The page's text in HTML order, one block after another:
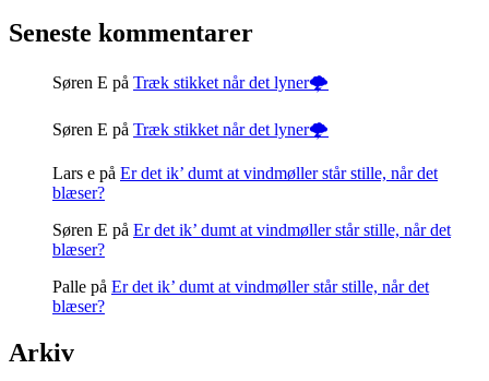
Seneste kommentarer
Søren E på Træk stikket når det lyner🌩️
Søren E på Træk stikket når det lyner🌩️
Lars e på Er det ik’ dumt at vindmøller står stille, når det
blæser?
Søren E på Er det ik’ dumt at vindmøller står stille, når det
blæser?
Palle på Er det ik’ dumt at vindmøller står stille, når det
blæser?
Arkiv